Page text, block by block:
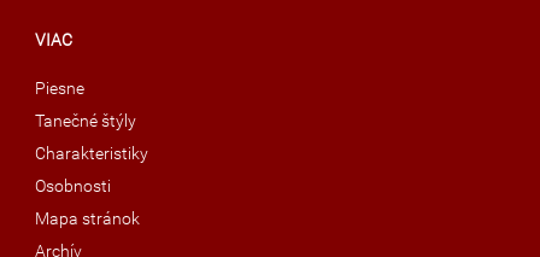
VIAC
Piesne
Tanečné štýly
Charakteristiky
Osobnosti
Mapa stránok
Archív